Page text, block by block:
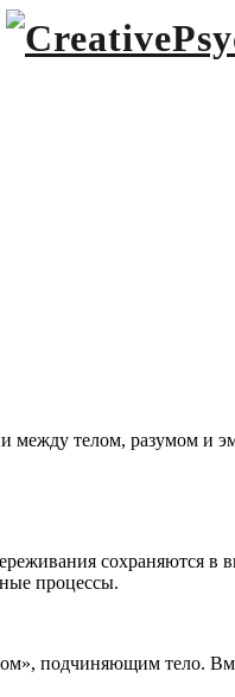
между телом, разумом и
сохраняются в
процессы.
подчиняющим тело.